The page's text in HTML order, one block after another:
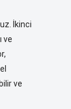
İkinci
ve
ve